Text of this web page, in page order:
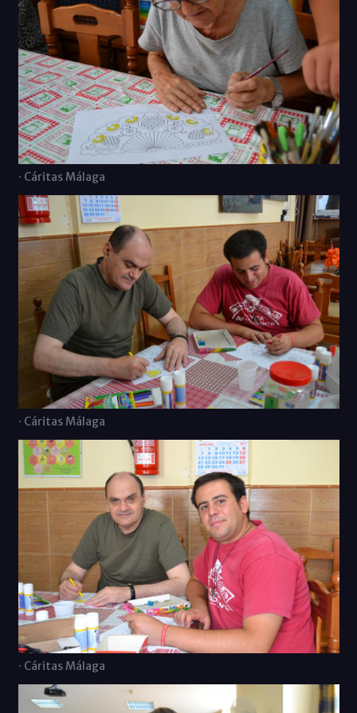
· Cáritas Málaga
· Cáritas Málaga
· Cáritas Málaga